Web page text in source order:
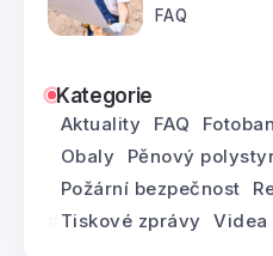
FAQ
Kategorie
Aktuality FAQ
Obaly
Pěnový
Požární bezpečnost
Tiskové zprávy
Videa